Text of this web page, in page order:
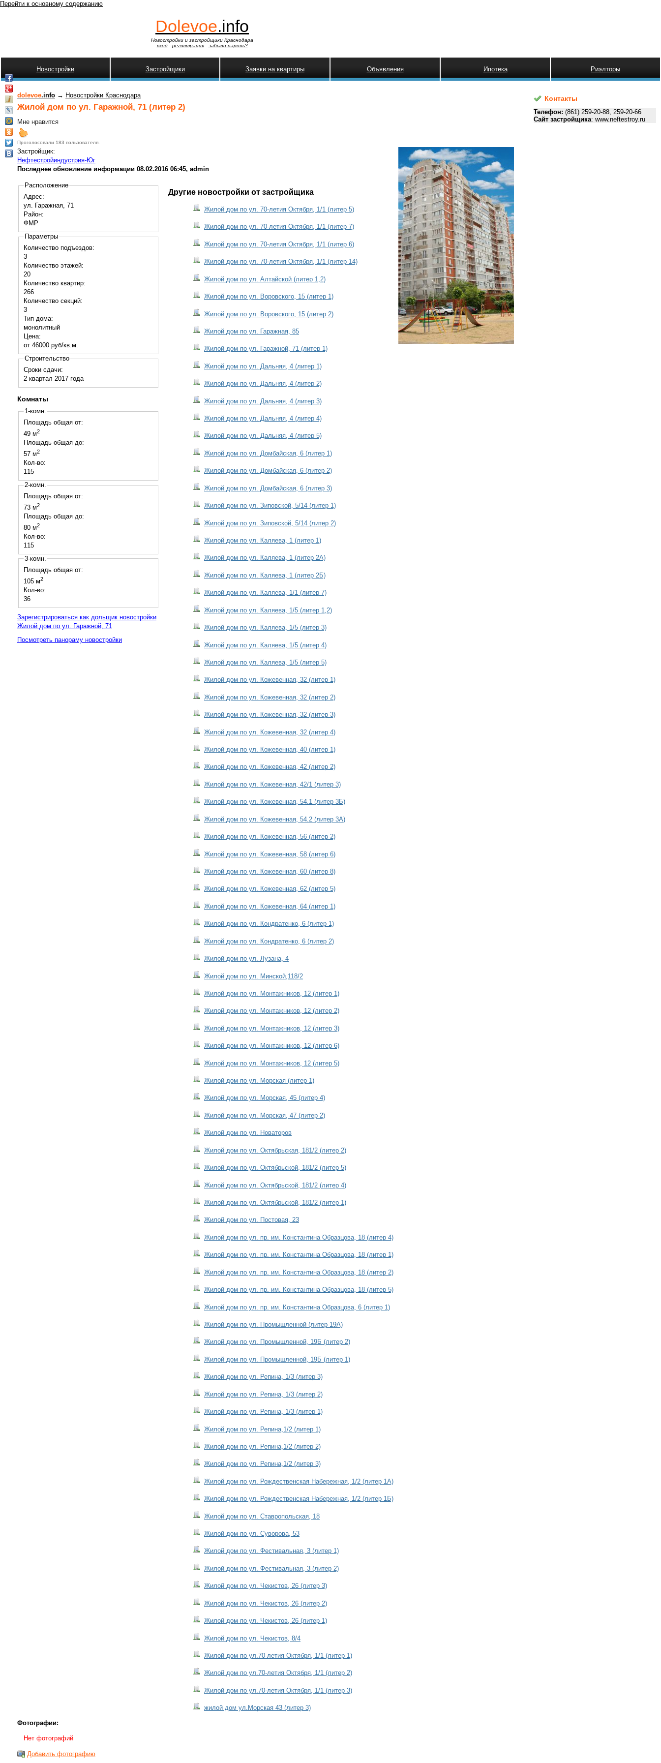
Перейти к основному содержанию
Dolevoe.info
Новостройки и застройщики Краснодара
вход- регистрация- забыли пароль?
Новостройки Застройщики Заявки на квартиры Объявления Ипотека Риэлторы
dolevoe.info → Новостройки Краснодара
Жилой дом по ул. Гаражной, 71 (литер 2)
Мне нравится
Проголосовали 183 пользователя.
Застройщик:
Нефтестройиндустрия-Юг
Последнее обновление информации 08.02.2016 06:45, admin
Другие новостройки от застройщика
Жилой дом по ул. 70-летия Октября, 1/1 (литер 5)
Жилой дом по ул. 70-летия Октября, 1/1 (литер 7)
Жилой дом по ул. 70-летия Октября, 1/1 (литер 6)
Жилой дом по ул. 70-летия Октября, 1/1 (литер 14)
Жилой дом по ул. Алтайской (литер 1,2)
Жилой дом по ул. Воровского, 15 (литер 1)
Жилой дом по ул. Воровского, 15 (литер 2)
Жилой дом по ул. Гаражная, 85
Жилой дом по ул. Гаражной, 71 (литер 1)
Жилой дом по ул. Дальняя, 4 (литер 1)
Жилой дом по ул. Дальняя, 4 (литер 2)
Жилой дом по ул. Дальняя, 4 (литер 3)
Жилой дом по ул. Дальняя, 4 (литер 4)
Жилой дом по ул. Дальняя, 4 (литер 5)
Жилой дом по ул. Домбайская, 6 (литер 1)
Жилой дом по ул. Домбайская, 6 (литер 2)
Жилой дом по ул. Домбайская, 6 (литер 3)
Жилой дом по ул. Зиповской, 5/14 (литер 1)
Жилой дом по ул. Зиповской, 5/14 (литер 2)
Жилой дом по ул. Каляева, 1 (литер 1)
Жилой дом по ул. Каляева, 1 (литер 2А)
Жилой дом по ул. Каляева, 1 (литер 2Б)
Жилой дом по ул. Каляева, 1/1 (литер 7)
Жилой дом по ул. Каляева, 1/5 (литер 1,2)
Жилой дом по ул. Каляева, 1/5 (литер 3)
Жилой дом по ул. Каляева, 1/5 (литер 4)
Жилой дом по ул. Каляева, 1/5 (литер 5)
Жилой дом по ул. Кожевенная, 32 (литер 1)
Жилой дом по ул. Кожевенная, 32 (литер 2)
Жилой дом по ул. Кожевенная, 32 (литер 3)
Жилой дом по ул. Кожевенная, 32 (литер 4)
Жилой дом по ул. Кожевенная, 40 (литер 1)
Жилой дом по ул. Кожевенная, 42 (литер 2)
Жилой дом по ул. Кожевенная, 42/1 (литер 3)
Жилой дом по ул. Кожевенная, 54.1 (литер 3Б)
Жилой дом по ул. Кожевенная, 54.2 (литер 3А)
Жилой дом по ул. Кожевенная, 56 (литер 2)
Жилой дом по ул. Кожевенная, 58 (литер 6)
Жилой дом по ул. Кожевенная, 60 (литер 8)
Жилой дом по ул. Кожевенная, 62 (литер 5)
Жилой дом по ул. Кожевенная, 64 (литер 1)
Жилой дом по ул. Кондратенко, 6 (литер 1)
Жилой дом по ул. Кондратенко, 6 (литер 2)
Жилой дом по ул. Лузана, 4
Жилой дом по ул. Минской,118/2
Жилой дом по ул. Монтажников, 12 (литер 1)
Жилой дом по ул. Монтажников, 12 (литер 2)
Жилой дом по ул. Монтажников, 12 (литер 3)
Жилой дом по ул. Монтажников, 12 (литер 6)
Жилой дом по ул. Монтажников, 12 (литер 5)
Жилой дом по ул. Морская (литер 1)
Жилой дом по ул. Морская, 45 (литер 4)
Жилой дом по ул. Морская, 47 (литер 2)
Жилой дом по ул. Новаторов
Жилой дом по ул. Октябрьская, 181/2 (литер 2)
Жилой дом по ул. Октябрьской, 181/2 (литер 5)
Жилой дом по ул. Октябрьской, 181/2 (литер 4)
Жилой дом по ул. Октябрьской, 181/2 (литер 1)
Жилой дом по ул. Постовая, 23
Жилой дом по ул. пр. им. Константина Образцова, 18 (литер 4)
Жилой дом по ул. пр. им. Константина Образцова, 18 (литер 1)
Жилой дом по ул. пр. им. Константина Образцова, 18 (литер 2)
Жилой дом по ул. пр. им. Константина Образцова, 18 (литер 5)
Жилой дом по ул. пр. им. Константина Образцова, 6 (литер 1)
Жилой дом по ул. Промышленной (литер 19А)
Жилой дом по ул. Промышленной, 19Б (литер 2)
Жилой дом по ул. Промышленной, 19Б (литер 1)
Жилой дом по ул. Репина, 1/3 (литер 3)
Жилой дом по ул. Репина, 1/3 (литер 2)
Жилой дом по ул. Репина, 1/3 (литер 1)
Жилой дом по ул. Репина,1/2 (литер 1)
Жилой дом по ул. Репина,1/2 (литер 2)
Жилой дом по ул. Репина,1/2 (литер 3)
Жилой дом по ул. Рождественская Набережная, 1/2 (литер 1А)
Жилой дом по ул. Рождественская Набережная, 1/2 (литер 1Б)
Жилой дом по ул. Ставропольская, 18
Жилой дом по ул. Суворова, 53
Жилой дом по ул. Фестивальная, 3 (литер 1)
Жилой дом по ул. Фестивальная, 3 (литер 2)
Жилой дом по ул. Чекистов, 26 (литер 3)
Жилой дом по ул. Чекистов, 26 (литер 2)
Жилой дом по ул. Чекистов, 26 (литер 1)
Жилой дом по ул. Чекистов, 8/4
Жилой дом по ул.70-летия Октября, 1/1 (литер 1)
Жилой дом по ул.70-летия Октября, 1/1 (литер 2)
Жилой дом по ул.70-летия Октября, 1/1 (литер 3)
жилой дом ул.Морская 43 (литер 3)
Расположение
Адрес:
ул. Гаражная, 71
Район:
ФМР
Параметры
Количество подъездов:
3
Количество этажей:
20
Количество квартир:
266
Количество секций:
3
Тип дома:
монолитный
Цена:
от 46000 руб/кв.м.
Строительство
Сроки сдачи:
2 квартал 2017года
Комнаты
1-комн.
Площадь общая от:
49 м2
Площадь общая до:
57 м2
Кол-во:
115
2-комн.
Площадь общая от:
73 м2
Площадь общая до:
80 м2
Кол-во:
115
3-комн.
Площадь общая от:
105 м2
Кол-во:
36
Зарегистрироваться как дольщик новостройки
Жилой дом по ул. Гаражной, 71
Посмотреть панораму новостройки
Фотографии:
Нет фотографий
Добавить фотографию
Контакты
Телефон: (861) 259-20-88, 259-20-66
Сайт застройщика: www.neftestroy.ru